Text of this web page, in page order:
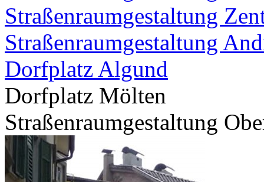
Straßenraumgestaltung
Straßenraumgestaltung
Dorfplatz Algund
Dorfplatz Mölten
Straßenraumgestaltung